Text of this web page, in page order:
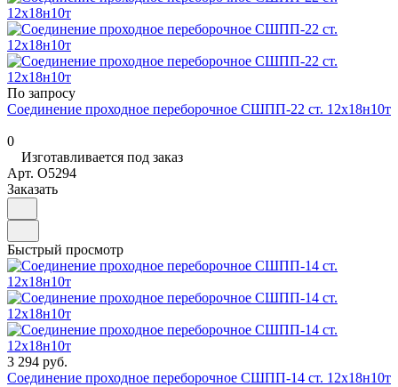
По запросу
Соединение проходное переборочное СШПП-22 ст. 12х18н10т
0
Изготавливается под заказ
Арт. O5294
Заказать
Быстрый просмотр
3 294 руб.
Соединение проходное переборочное СШПП-14 ст. 12х18н10т